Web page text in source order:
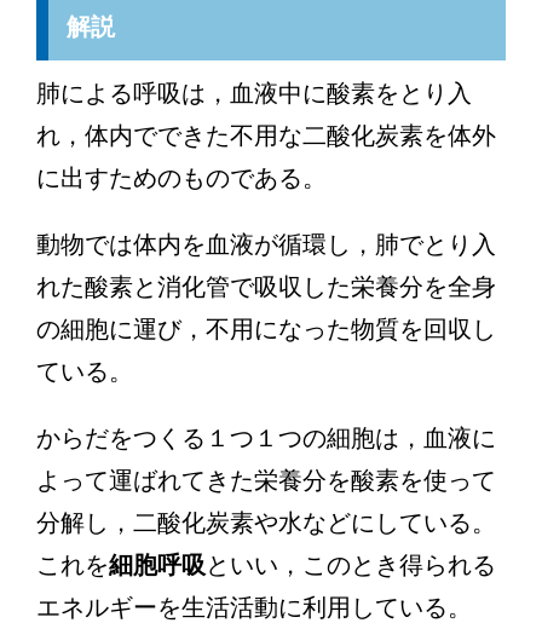
解説
肺による呼吸は，血液中に酸素をとり入
れ，体内でできた不用な二酸化炭素を体外
に出すためのものである。
動物では体内を血液が循環し，肺でとり入
れた酸素と消化管で吸収した栄養分を全身
の細胞に運び，不用になった物質を回収し
ている。
からだをつくる１つ１つの細胞は，血液に
よって運ばれてきた栄養分を酸素を使って
分解し，二酸化炭素や水などにしている。
これを細胞呼吸といい，このとき得られる
エネルギーを生活活動に利用している。